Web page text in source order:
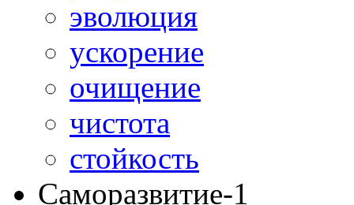
эволюция
ускорение
очищение
чистота
стойкость
Саморазвитие-1